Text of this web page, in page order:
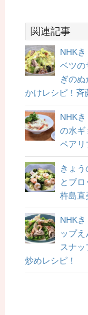
関連記事
NHK
ベツの
ぎの
かけレシピ！斉
NHK
の水ギ
ペアリ
きょ
とブ
杵島直
NHK
ップ
スナッ
炒めレシピ！